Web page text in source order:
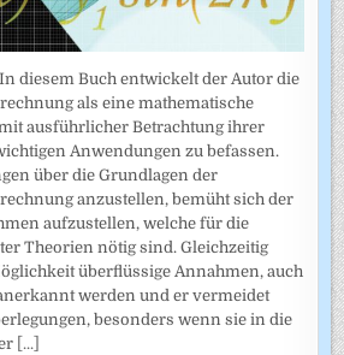
diesem Buch entwickelt der Autor die
als eine mathematische
ausführlicher Betrachtung ihrer
Anwendungen zu befassen.
über die Grundlagen der
anzustellen, bemüht sich der
auf­zustellen, welche für die
Theorien nötig sind. Gleichzeitig
überflüssige Annahmen, auch
werden und er vermeidet
besonders wenn sie in die
[...]